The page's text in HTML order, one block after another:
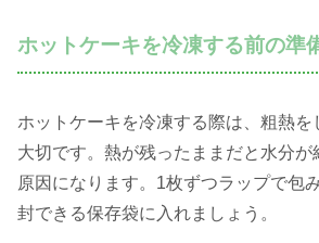
ホットケーキを冷凍する前の準
ホットケーキを冷凍する際は、粗熱
大切です。熱が残ったままだと水分
原因になります。1枚ずつラップで包
封できる保存袋に入れましょう。